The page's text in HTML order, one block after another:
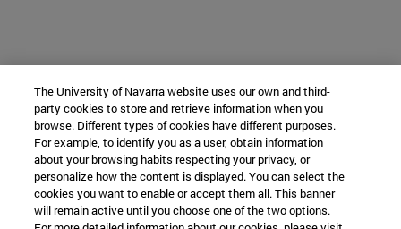
The University of Navarra website uses our own and third-
party cookies to store and retrieve information when you
browse. Different types of cookies have different purposes.
For example, to identify you as a user, obtain information
about your browsing habits respecting your privacy, or
personalize how the content is displayed. You can select the
cookies you want to enable or accept them all. This banner
will remain active until you choose one of the two options.